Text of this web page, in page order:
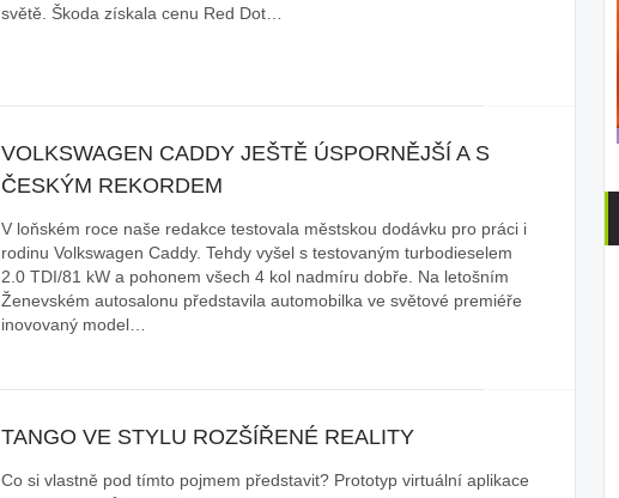
světě. Škoda získala cenu Red Dot…
VOLKSWAGEN CADDY JEŠTĚ ÚSPORNĚJŠÍ A S
ČESKÝM REKORDEM
V loňském roce naše redakce testovala městskou dodávku pro práci i
rodinu Volkswagen Caddy. Tehdy vyšel s testovaným turbodieselem
2.0 TDI/81 kW a pohonem všech 4 kol nadmíru dobře. Na letošním
Ženevském autosalonu představila automobilka ve světové premiéře
inovovaný model…
TANGO VE STYLU ROZŠÍŘENÉ REALITY
Co si vlastně pod tímto pojmem představit? Prototyp virtuální aplikace